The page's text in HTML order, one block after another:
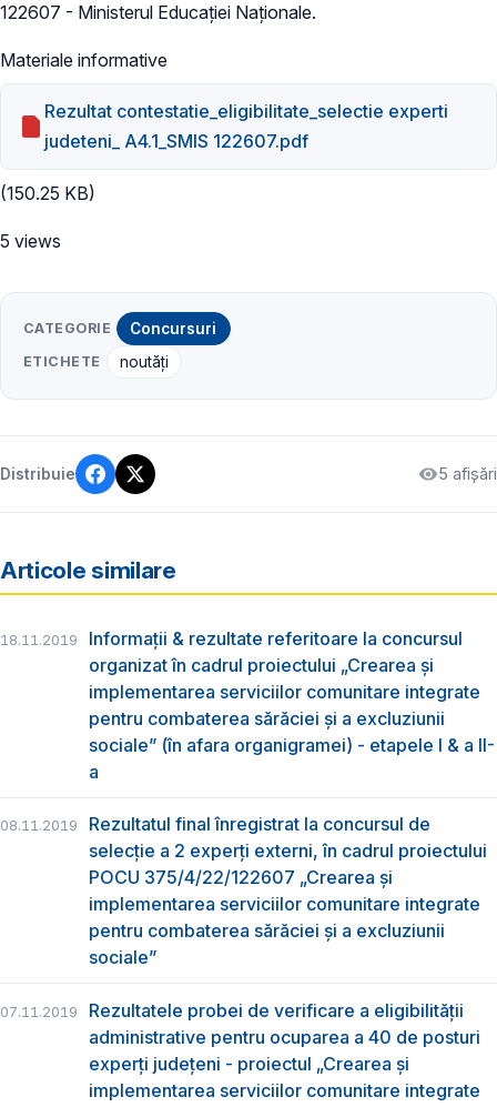
122607 - Ministerul Educației Naționale.​
Materiale informative
Rezultat contestatie_eligibilitate_selectie experti
judeteni_ A4.1_SMIS 122607.pdf
(150.25 KB)
5 views
CATEGORIE Concursuri
ETICHETE noutăți
Distribuie 5 afișări
Articole similare
18.11.2019
Informații & rezultate referitoare la concursul
organizat în cadrul proiectului „Crearea și
implementarea serviciilor comunitare integrate
pentru combaterea sărăciei și a excluziunii
sociale” (în afara organigramei) - etapele I & a II-
a
08.11.2019
Rezultatul final înregistrat la concursul de
selecție a 2 experți externi, în cadrul proiectului
POCU 375/4/22/122607 „Crearea și
implementarea serviciilor comunitare integrate
pentru combaterea sărăciei și a excluziunii
sociale”
07.11.2019
Rezultatele probei de verificare a eligibilității
administrative pentru ocuparea a 40 de posturi
experți județeni - proiectul „Crearea și
implementarea serviciilor comunitare integrate